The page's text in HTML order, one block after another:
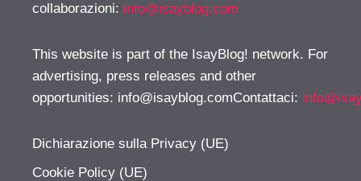
collaborazioni: info@isayblog.com
This website is part of the IsayBlog! network. For
advertising, press releases and other
opportunities: info@isayblog.comContattaci:
Dichiarazione sulla Privacy (UE)
Cookie Policy (UE)